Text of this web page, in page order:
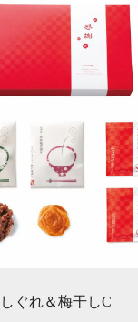
ぐれ＆梅干しC